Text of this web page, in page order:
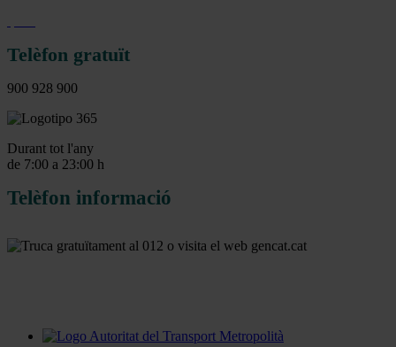
Telèfon gratuït
900 928 900
Durant tot l'any
de 7:00 a 23:00 h
Telèfon informació